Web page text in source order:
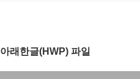
아래한글(HWP) 파일